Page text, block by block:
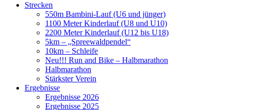
Strecken
550m Bambini-Lauf (U6 und jünger)
1100 Meter Kinderlauf (U8 und U10)
2200 Meter Kinderlauf (U12 bis U18)
5km – „Spreewaldpendel“
10km – Schleife
Neu!!! Run and Bike – Halbmarathon
Halbmarathon
Stärkster Verein
Ergebnisse
Ergebnisse 2026
Ergebnisse 2025